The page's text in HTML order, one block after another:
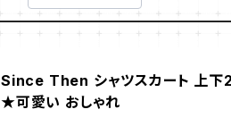
Since Then シャツスカート 上下2
★可愛い おしゃれ